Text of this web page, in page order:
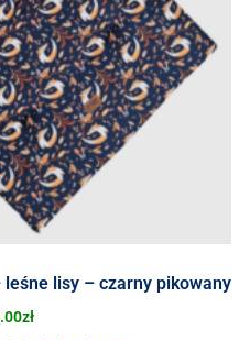
lisy – czarny pikowany
zł